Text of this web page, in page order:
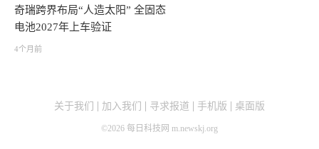
奇瑞跨界布局“人造太阳” 全固态
电池2027年上车验证
4个月前
关于我们 加入我们 寻求报道 手机版 桌面版
©2026 每日科技网 m.newskj.org